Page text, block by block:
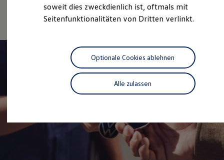
Driving Experience
Volkswagen entdecken
Lifestyle Shop
T-Roc Kollektion
Golf Kollektion
ID. Kollektion
Volkswagen Kollektion
R-Kollektion
#wedriveproud
Besitzer und Service
Service
soweit dies zweckdienlich ist, oftmals mit
Seitenfunktionalitäten von Dritten verlinkt.
Alle zulassen
Optionale Cookies ablehnen